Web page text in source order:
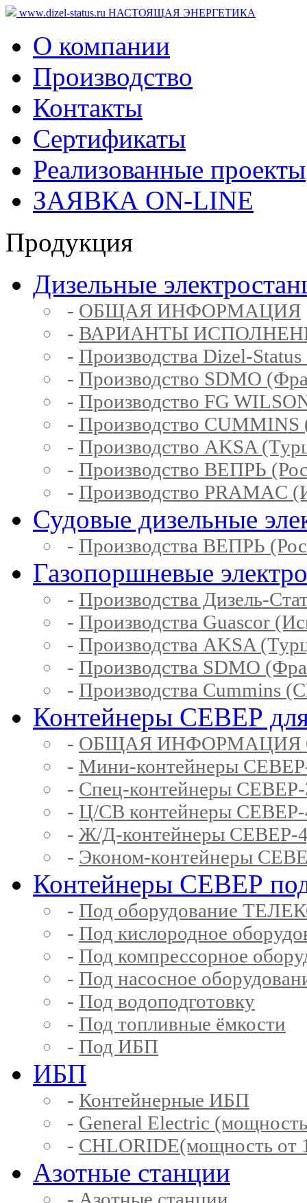
www.dizel-status.ru НАСТОЯЩАЯ ЭНЕРГЕТИКА
О компании
Производство
Контакты
Сертификаты
Реализованные проекты
ЗАЯВКА ON-LINE
Продукция
Дизельные
- ОБЩАЯ ИНФОРМАЦИЯ
- ВАРИАНТЫ
- Производства Dizel-
- Производство SDMO
- Производство FG
- Производство CUMMINS
- Производство AKSA
- Производство ВЕПРЬ
- Производство PRAMAC
Судовые дизельные
- Производства ВЕПРЬ
Газопоршневые
- Производства Дизель-
- Производства Guascor
- Производства AKSA
- Производства SDMO
- Производства Cummins
Контейнеры СЕВЕР для
- ОБЩАЯ ИНФОРМАЦИЯ
- Мини-контейнеры
- Спец-контейнеры
- Ц/СВ контейнеры
- Ж/Д-контейнеры
- Эконом-контейнеры
Контейнеры СЕВЕР
- Под оборудование
- Под кислородное
- Под компрессорное
- Под насосное
- Под водоподготовку
- Под топливные ёмкости
- Под ИБП
ИБП
- Контейнерные ИБП
- General Electric
- CHLORIDE(мощность от
Азотные станции